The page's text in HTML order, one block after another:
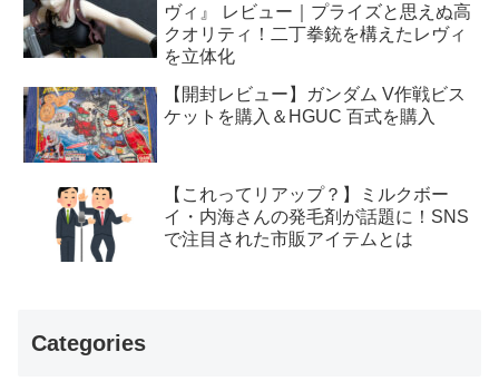
ヴィ』 レビュー｜プライズと思えぬ高
クオリティ！二丁拳銃を構えたレヴィ
を立体化
【開封レビュー】ガンダム V作戦ビス
ケットを購入＆HGUC 百式を購入
【これってリアップ？】ミルクボー
イ・内海さんの発毛剤が話題に！SNS
で注目された市販アイテムとは
Categories